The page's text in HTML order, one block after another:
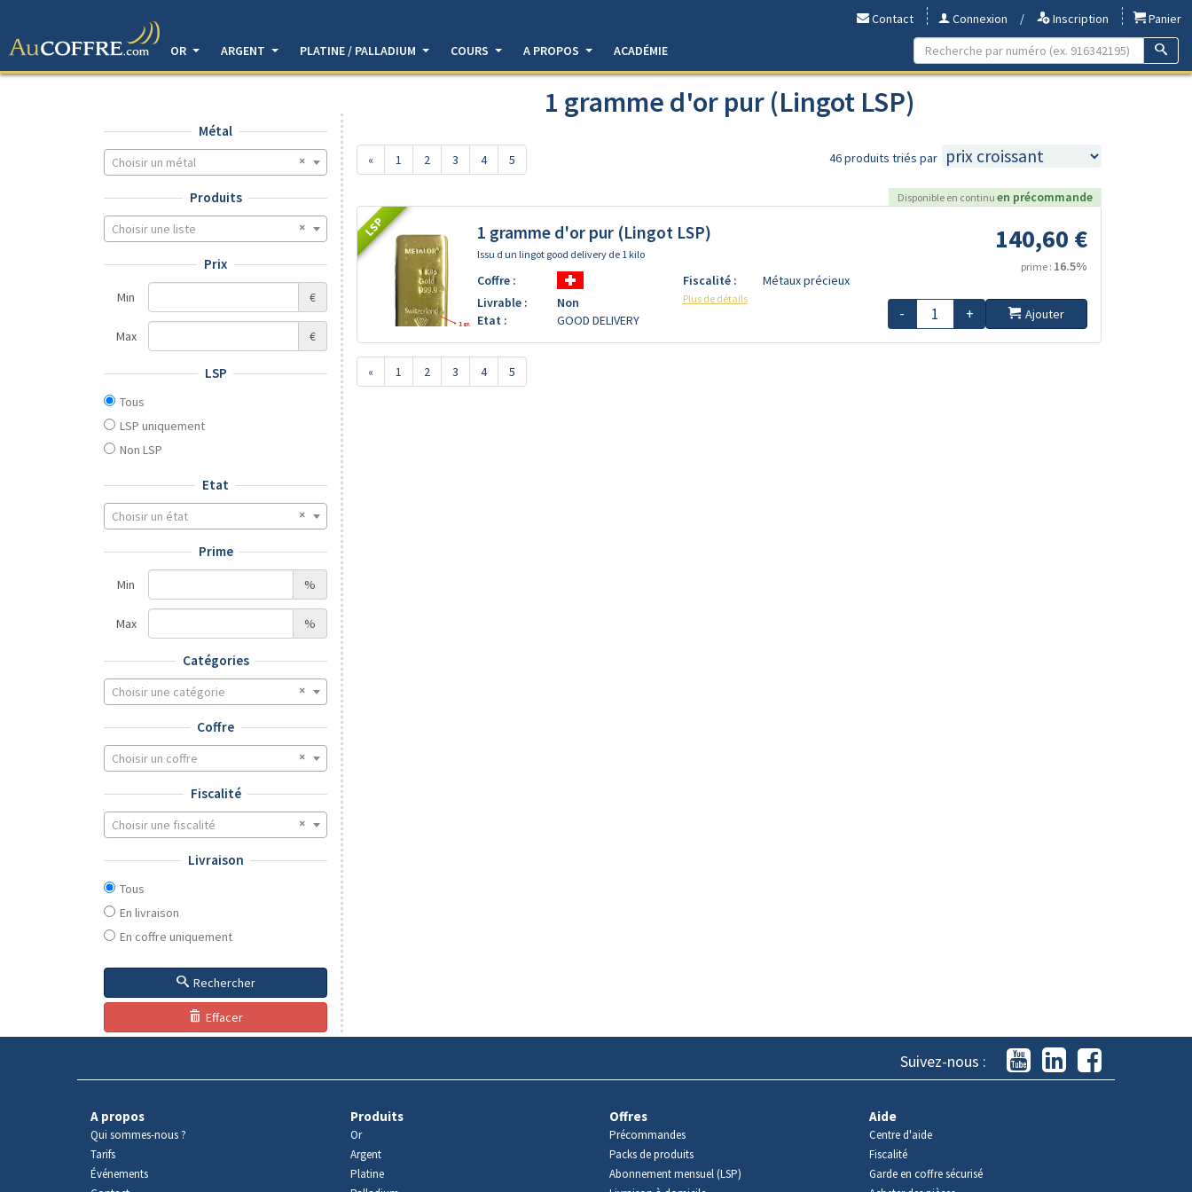
Contact Connexion / Inscription
Panier
OR
ARGENT PLATINE / PALLADIUM COURS A PROPOS ACADÉMIE
Métal
Choisir un métal
Produits
Choisir une liste
Prix
Min €
Max €
LSP
Tous
LSP uniquement
Non LSP
Etat
Choisir un état
Prime
Min %
Max %
Catégories
Choisir une catégorie
Coffre
Choisir un coffre
Fiscalité
Choisir une fiscalité
Livraison
Tous
En livraison
En coffre uniquement
Rechercher
Effacer
1 gramme d'or pur (Lingot LSP)
« 1 2 3 4 5 46 produits triés par
Disponible en continu en précommande
LSP 1 gramme d'or pur (Lingot LSP)
Issu d un lingot good delivery de 1 kilo
Coffre :
Livrable :
Non
Etat :
GOOD DELIVERY
Fiscalité : Métaux précieux
Plus de détails
140,60 €
prime : 16.5%
- + Ajouter
« 1 2 3 4 5
Suivez-nous :
A propos
Qui sommes-nous ?
Tarifs
Événements
Produits
Or
Argent
Platine
Offres
Précommandes
Packs de produits
Abonnement mensuel (LSP)
Aide
Centre d'aide
Fiscalité
Garde en coffre sécurisé